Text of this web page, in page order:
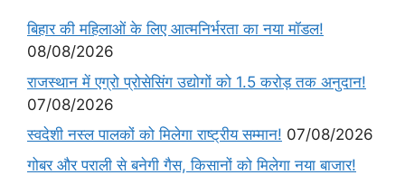
बिहार की महिलाओं के लिए आत्मनिर्भरता का नया मॉडल!
08/08/2026
राजस्थान में एग्रो प्रोसेसिंग उद्योगों को 1.5 करोड़ तक अनुदान!
07/08/2026
स्वदेशी नस्ल पालकों को मिलेगा राष्ट्रीय सम्मान! 07/08/2026
गोबर और पराली से बनेगी गैस, किसानों को मिलेगा नया बाजार!